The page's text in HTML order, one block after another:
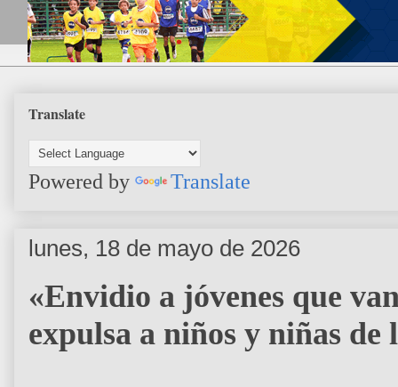
Translate
Powered by Translate
lunes, 18 de mayo de 2026
«Envidio a jóvenes que
expulsa a niños y niñas de